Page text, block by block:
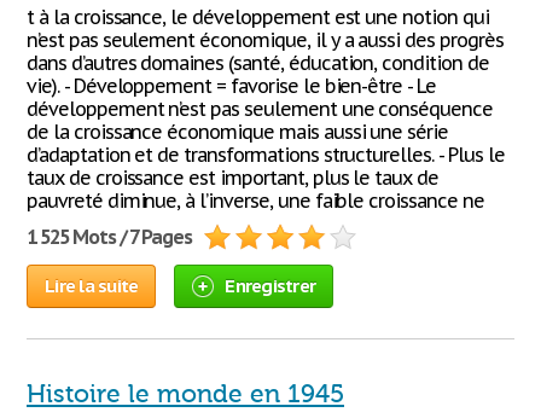
t à la croissance, le développement est une notion qui
n’est pas seulement économique, il y a aussi des progrès
dans d’autres domaines (santé, éducation, condition de
vie). - Développement = favorise le bien-être - Le
développement n’est pas seulement une conséquence
de la croissance économique mais aussi une série
d’adaptation et de transformations structurelles. - Plus le
taux de croissance est important, plus le taux de
pauvreté diminue, à l’inverse, une faible croissance ne
1 525 Mots / 7 Pages
Lire la suite Enregistrer
Histoire le monde en 1945